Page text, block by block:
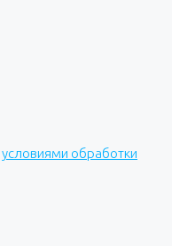
условиями обработки